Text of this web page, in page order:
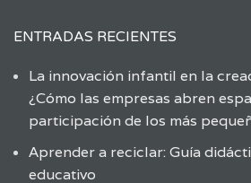
ENTRADAS RECIENTES
La innovación infantil en la
¿Cómo las empresas abren
participación de los más
Aprender a reciclar: Guía
educativo